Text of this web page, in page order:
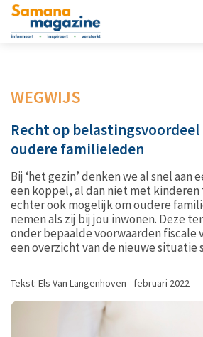
WEGWIJS
Recht op
oudere familieleden
Bij ‘het gezin’ denken we al snel aan
een koppel, al dan niet met kinderen
echter ook mogelijk om oudere
nemen als zij bij jou inwonen. Deze
onder bepaalde voorwaarden fiscale
een overzicht van de nieuwe situatie
Tekst: Els Van Langenhoven - februari 2022